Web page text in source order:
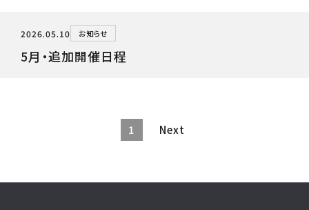
2026.05.10 お知らせ
5月・追加開催日程
1 Next